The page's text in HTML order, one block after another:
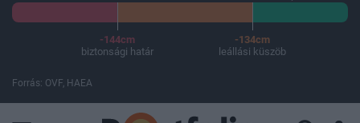
-144cm
biztonsági határ
-134cm
leállási küszöb
Forrás: OVF, HAEA